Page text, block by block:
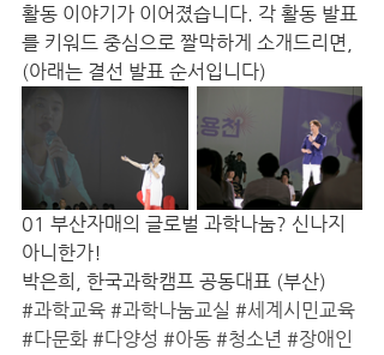
활동 이야기가 이어졌습니다. 각 활동 발표
를 키워드 중심으로 짤막하게 소개드리면,
(아래는 결선 발표 순서입니다)
01 부산자매의 글로벌 과학나눔? 신나지
아니한가!
박은희, 한국과학캠프 공동대표 (부산)
#과학교육 #과학나눔교실 #세계시민교육
#다문화 #다양성 #아동 #청소년 #장애인